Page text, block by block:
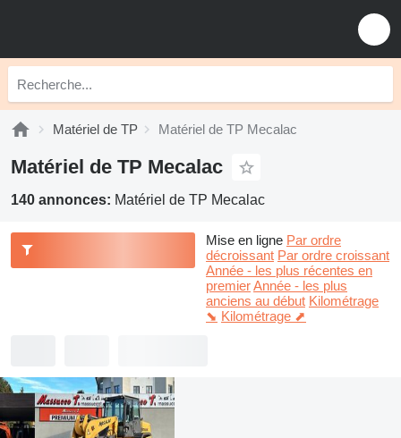
Matériel de TP Matériel de TP Mecalac
Matériel de TP Mecalac
140 annonces: Matériel de TP Mecalac
Mise en ligne Par ordre
décroissant Par ordre croissant
Année - les plus récentes en
premierAnnée - les plus
anciens au début Kilométrage
⬊ Kilométrage ⬈